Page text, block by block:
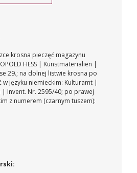
krosna pieczęć magazynu
HESS | Kunstmaterialien |
29.; na dolnej listwie krosna po
języku niemieckim: Kulturamt |
Invent. Nr. 2595/40; po prawej
z numerem (czarnym tuszem):